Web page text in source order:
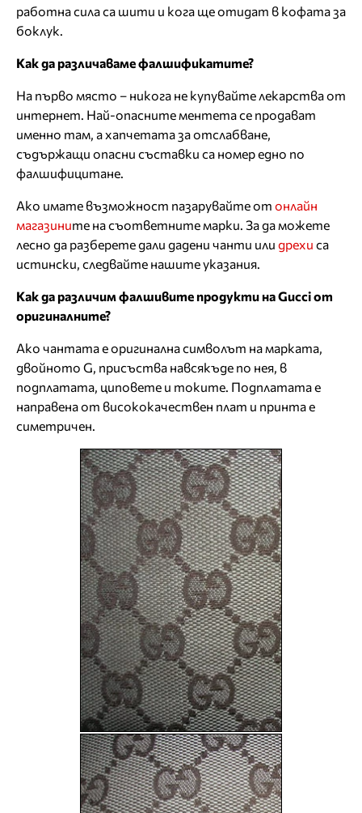
работна сила са шити и кога ще отидат в кофата за
боклук.
Как да различаваме фалшификатите?
На първо място – никога не купувайте лекарства от
интернет. Най-опасните ментета се продават
именно там, а хапчетата за отслабване,
съдържащи опасни съставки са номер едно по
фалшифицитане.
Ако имате възможност пазарувайте от онлайн
магазините на съответните марки. За да можете
лесно да разберете дали дадени чанти или дрехи са
истински, следвайте нашите указания.
Как да различим фалшивите продукти на Gucci от
оригиналните?
Ако чантата е оригинална символът на марката,
двойното G, присъства навсякъде по нея, в
подплатата, циповете и токите. Подплатата е
направена от висококачествен плат и принта е
симетричен.